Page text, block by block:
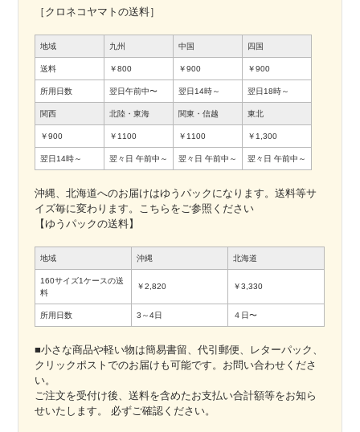
［クロネコヤマトの送料］
地域 九州 中国 四国
送料 ￥800 ￥900 ￥900
所用日数 翌日午前中〜 翌日14時～ 翌日18時～
関西 北陸・東海 関東・信越 東北
￥900 ￥1100 ￥1100 ￥1,300
翌日14時～ 翌々日 午前中～ 翌々日 午前中～ 翌々日 午前中～
沖縄、北海道へのお届けはゆうパックになります。送料等サ
イズ毎に変わります。こちらをご参照ください
【ゆうパックの送料】
地域 沖縄 北海道
160サイズ1ケースの送
料
￥2,820 ￥3,330
所用日数 3～4日 ４日〜
■小さな商品や軽い物は簡易書留、代引郵便、レターパック、
クリックポストでのお届けも可能です。お問い合わせくださ
い。
ご注文を受付け後、送料を含めたお支払い合計額等をお知ら
せいたします。 必ずご確認ください。